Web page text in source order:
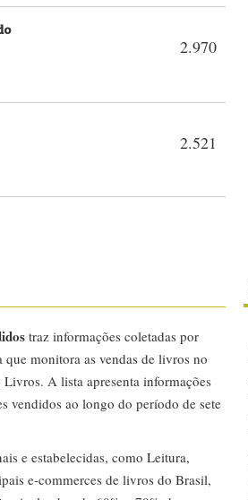
2.970
2.521
traz informações coletadas por
monitora as vendas de livros no
A lista apresenta informações
vendidos ao longo do período de sete
e estabelecidas, como Leitura,
e-commerces de livros do Brasil,